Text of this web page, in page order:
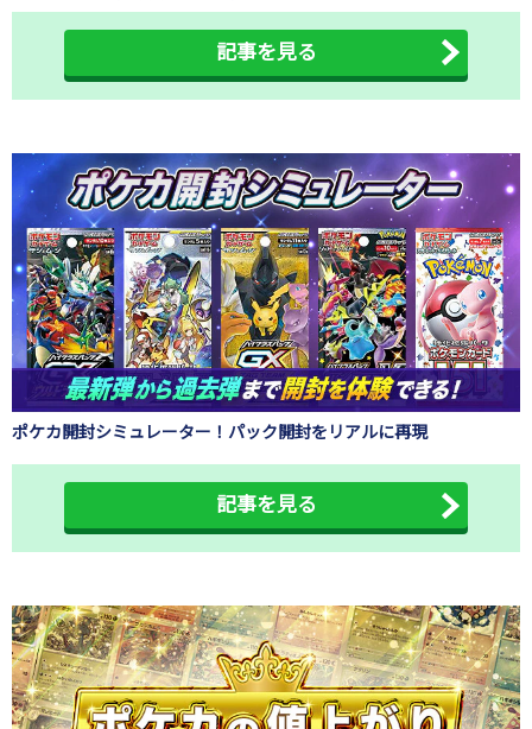
記事を見る
ポケカ開封シミュレーター！パック開封をリアルに再現
記事を見る